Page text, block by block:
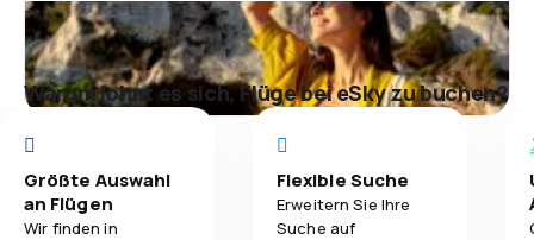
Warum lohnt es sich, Flüge bei eSky zu buchen?
Größte Auswahl
an Flügen
Wir finden in
Flexible Suche
Erweitern Sie Ihre
Suche auf